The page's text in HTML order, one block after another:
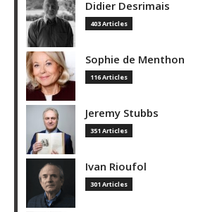
Didier Desrimais
403 Articles
Sophie de Menthon
116 Articles
Jeremy Stubbs
351 Articles
Ivan Rioufol
301 Articles